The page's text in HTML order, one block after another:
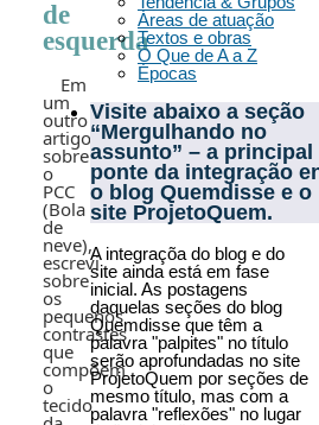
de
esquerda
Em
um
outro
artigo
sobre
o
PCC
(Bola
de
neve),
escrevi
sobre
os
pequenos
contrastes
que
compõem
o
tecido
Áreas de atuação
Textos e obras
O Que de A a Z
Épocas
Visite abaixo a seção
“Mergulhando no
assunto” – a principal
ponte da integração
o blog Quemdisse e o
site ProjetoQuem.
A integraçõa do blog e do
site ainda está em fase
inicial. As postagens
daquelas seções do blog
Quemdisse que têm a
palavra "palpites" no título
serão aprofundadas no site
ProjetoQuem por seções de
mesmo título, mas com a
palavra "reflexões" no lugar